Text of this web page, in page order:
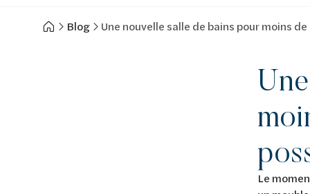
Chauffage
Produits
Énergies renouvelables
Adoucisseurs d’eau
Blog Une nouvelle salle de bains pour moins
Le